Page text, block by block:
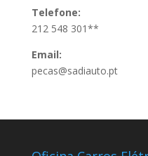
Telefone:
212 548 301**
Email:
pecas@sadiauto.pt